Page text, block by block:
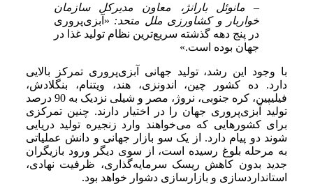
– مانوئل بارانژ، معاون مدیرکل سازمان
خواربار و کشاورزی ملل متحد: «آبزی‌پروری
در پنج دهه گذشته سریع‌ترین نظام تولید غذا در
جهان بوده است.»
با وجود این رشد، تولید جهانی آبزی‌پروری تمرکز بالایی
دارد. ده کشور چین، اندونزی، هند، ویتنام، بنگلادش،
فیلیپین، کره جنوبی، نروژ، مصر و شیلی نزدیک به 90 درصد
تولید آبزی‌پروری جهان را در اختیار دارند. چنین تمرکزی
برای کشورهایی که می‌خواهند وارد زنجیره تولید دریایی
شوند دو پیام دارد. از یک سو بازار جهانی و دانش عملیاتی
به مرحله بلوغ رسیده است، از سوی دیگر ورود بازیگران
جدید بدون کاهش ریسک سرمایه‌گذاری، ظرفیت نهادی،
استانداردسازی و بازارسازی دشوار خواهد بود.